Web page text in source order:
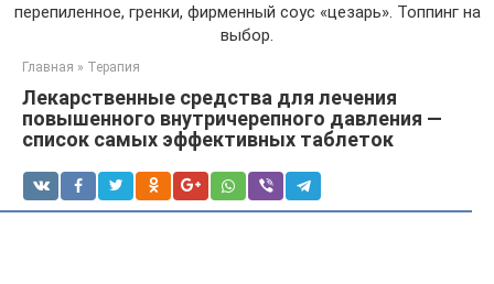
перепиленное, гренки, фирменный соус «цезарь». Топпинг на
выбор.
Главная » Терапия
Лекарственные средства для лечения
повышенного внутричерепного давления —
список самых эффективных таблеток